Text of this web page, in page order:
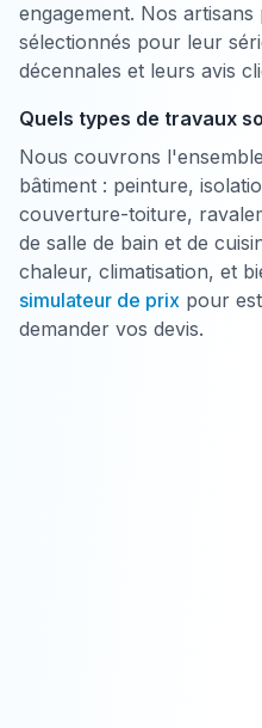
engagement. Nos
sélectionnés pour leur
décennales et leurs avis
Quels types de travaux
Nous couvrons
bâtiment : peinture,
couverture-toiture,
de salle de bain et de
chaleur, climatisation, et
simulateur de prix pour
demander vos devis.